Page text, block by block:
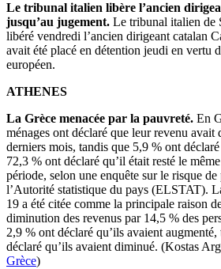
Le tribunal italien libère l’ancien
jusqu’au jugement. Le tribunal italien de
libéré vendredi l’ancien dirigeant catalan
avait été placé en détention jeudi en vertu
européen.
ATHENES
La Grèce menacée par la pauvreté. En
ménages ont déclaré que leur revenu avait
derniers mois, tandis que 5,9 % ont
72,3 % ont déclaré qu’il était resté le
période, selon une enquête sur le risque
l’Autorité statistique du pays (ELSTAT).
19 a été citée comme la principale raison
diminution des revenus par 14,5 % des
2,9 % ont déclaré qu’ils avaient
déclaré qu’ils avaient diminué. (Kostas
Grèce)